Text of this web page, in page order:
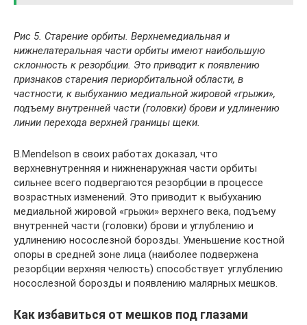
Рис 5. Старение орбиты. Верхнемедиальная и
нижнелатеральная части орбиты имеют наибольшую
склонность к резорбции. Это приводит к появлению
признаков старения периорбитальной области, в
частности, к выбуханию медиальной жировой «грыжи»,
подъему внутренней части (головки) брови и удлинению
линии перехода верхней границы щеки.
B.Mendelson в своих работах доказал, что
верхневнутренняя и нижненаружная части орбиты
сильнее всего подвергаются резорбции в процессе
возрастных изменений. Это приводит к выбуханию
медиальной жировой «грыжи» верхнего века, подъему
внутренней части (головки) брови и углублению и
удлинению носослезной борозды. Уменьшение костной
опоры в средней зоне лица (наиболее подвержена
резорбции верхняя челюсть) способствует углублению
носослезной борозды и появлению малярных мешков.
Как избавиться от мешков под глазами